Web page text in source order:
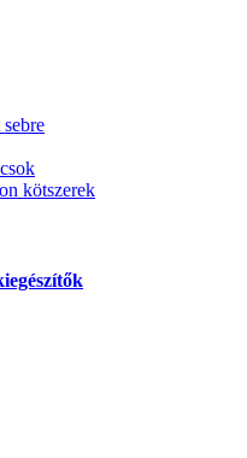
kötszerek